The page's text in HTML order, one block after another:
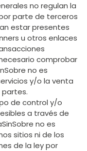
no regulan la
parte de terceros
estar presentes
u otros enlaces
comprobar
no es
y/o la venta
de control y/o
a través de
no es
sitios ni de los
de la ley por